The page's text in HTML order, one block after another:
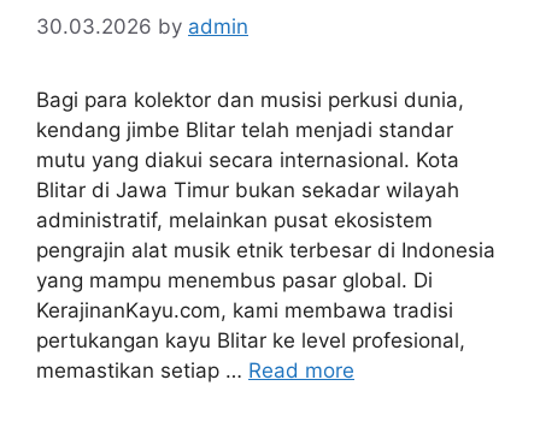
30.03.2026 by admin
Bagi para kolektor dan musisi perkusi dunia,
kendang jimbe Blitar telah menjadi standar
mutu yang diakui secara internasional. Kota
Blitar di Jawa Timur bukan sekadar wilayah
administratif, melainkan pusat ekosistem
pengrajin alat musik etnik terbesar di Indonesia
yang mampu menembus pasar global. Di
KerajinanKayu.com, kami membawa tradisi
pertukangan kayu Blitar ke level profesional,
memastikan setiap … Read more